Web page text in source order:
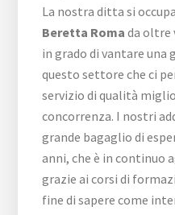
La nostra ditta si
Beretta Roma da oltre
in grado di vantare una
questo settore che ci
servizio di qualità
concorrenza. I nostri
grande bagaglio di
anni, che è in continuo
grazie ai corsi di
fine di sapere come